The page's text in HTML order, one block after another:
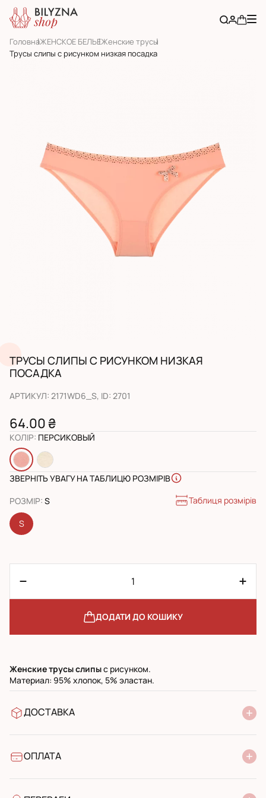
ГоловнаЖЕНСКОЕ БЕЛЬЕЖенскиe трусы
Трусы слипы с рисунком низкая посадка
ТРУСЫ СЛИПЫ С РИСУНКОМ НИЗКАЯ
ПОСАДКА
АРТИКУЛ: 2171WD6_S, ID: 2701
64.00 ₴
КОЛІР: ПЕРСИКОВЫЙ
ЗВЕРНІТЬ УВАГУ НА ТАБЛИЦЮ РОЗМІРІВ
РОЗМІР: S Таблиця розмірів
S
ДОДАТИ ДО КОШИКУ
Женские трусы слипыс рисунком.
Материал: 95% хлопок, 5% эластан.
ДОСТАВКА
УкрПошта стандарт
ОПЛАТА
Банківський переказ